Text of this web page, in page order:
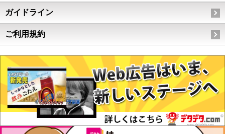
ガイドライン
ご利用規約